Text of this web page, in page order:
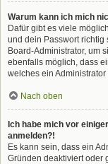
Warum kann ich mich
Dafür gibt es viele
und dein Passwort richtig
Board-Administrator, um
ebenfalls möglich, dass
welches ein
Nach oben
Ich habe mich vor
anmelden?!
Es kann sein, dass ein
Gründen deaktiviert oder